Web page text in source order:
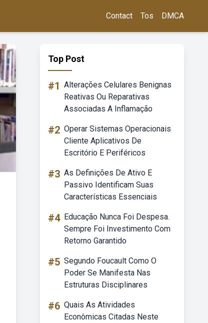
Contact Tos DMCA
Top Post
#1 Alterações Celulares Benignas
Reativas Ou Reparativas
Associadas A Inflamação
#2 Operar Sistemas Operacionais
Cliente Aplicativos De
Escritório E Periféricos
#3 As Definições De Ativo E
Passivo Identificam Suas
Características Essenciais
#4 Educação Nunca Foi Despesa.
Sempre Foi Investimento Com
Retorno Garantido
#5 Segundo Foucault Como O
Poder Se Manifesta Nas
Estruturas Disciplinares
#6 Quais As Atividades
Econômicas Citadas Neste